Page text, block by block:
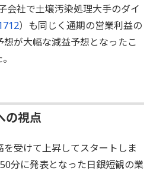
会社で土壌汚染処理大手のダイ
）も同じく通期の営業利益の
が大幅な減益予想となったこ
の視点
受けて上昇してスタートしま
分に発表となった日銀短観の業